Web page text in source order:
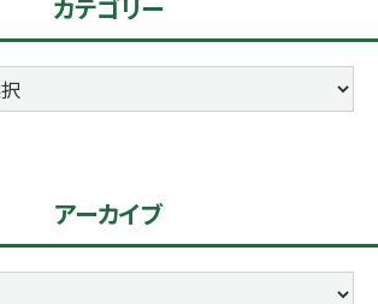
カテゴリー
アーカイブ